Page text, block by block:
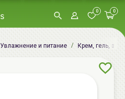
0 0
Увлажнение и питание Крем, гель,